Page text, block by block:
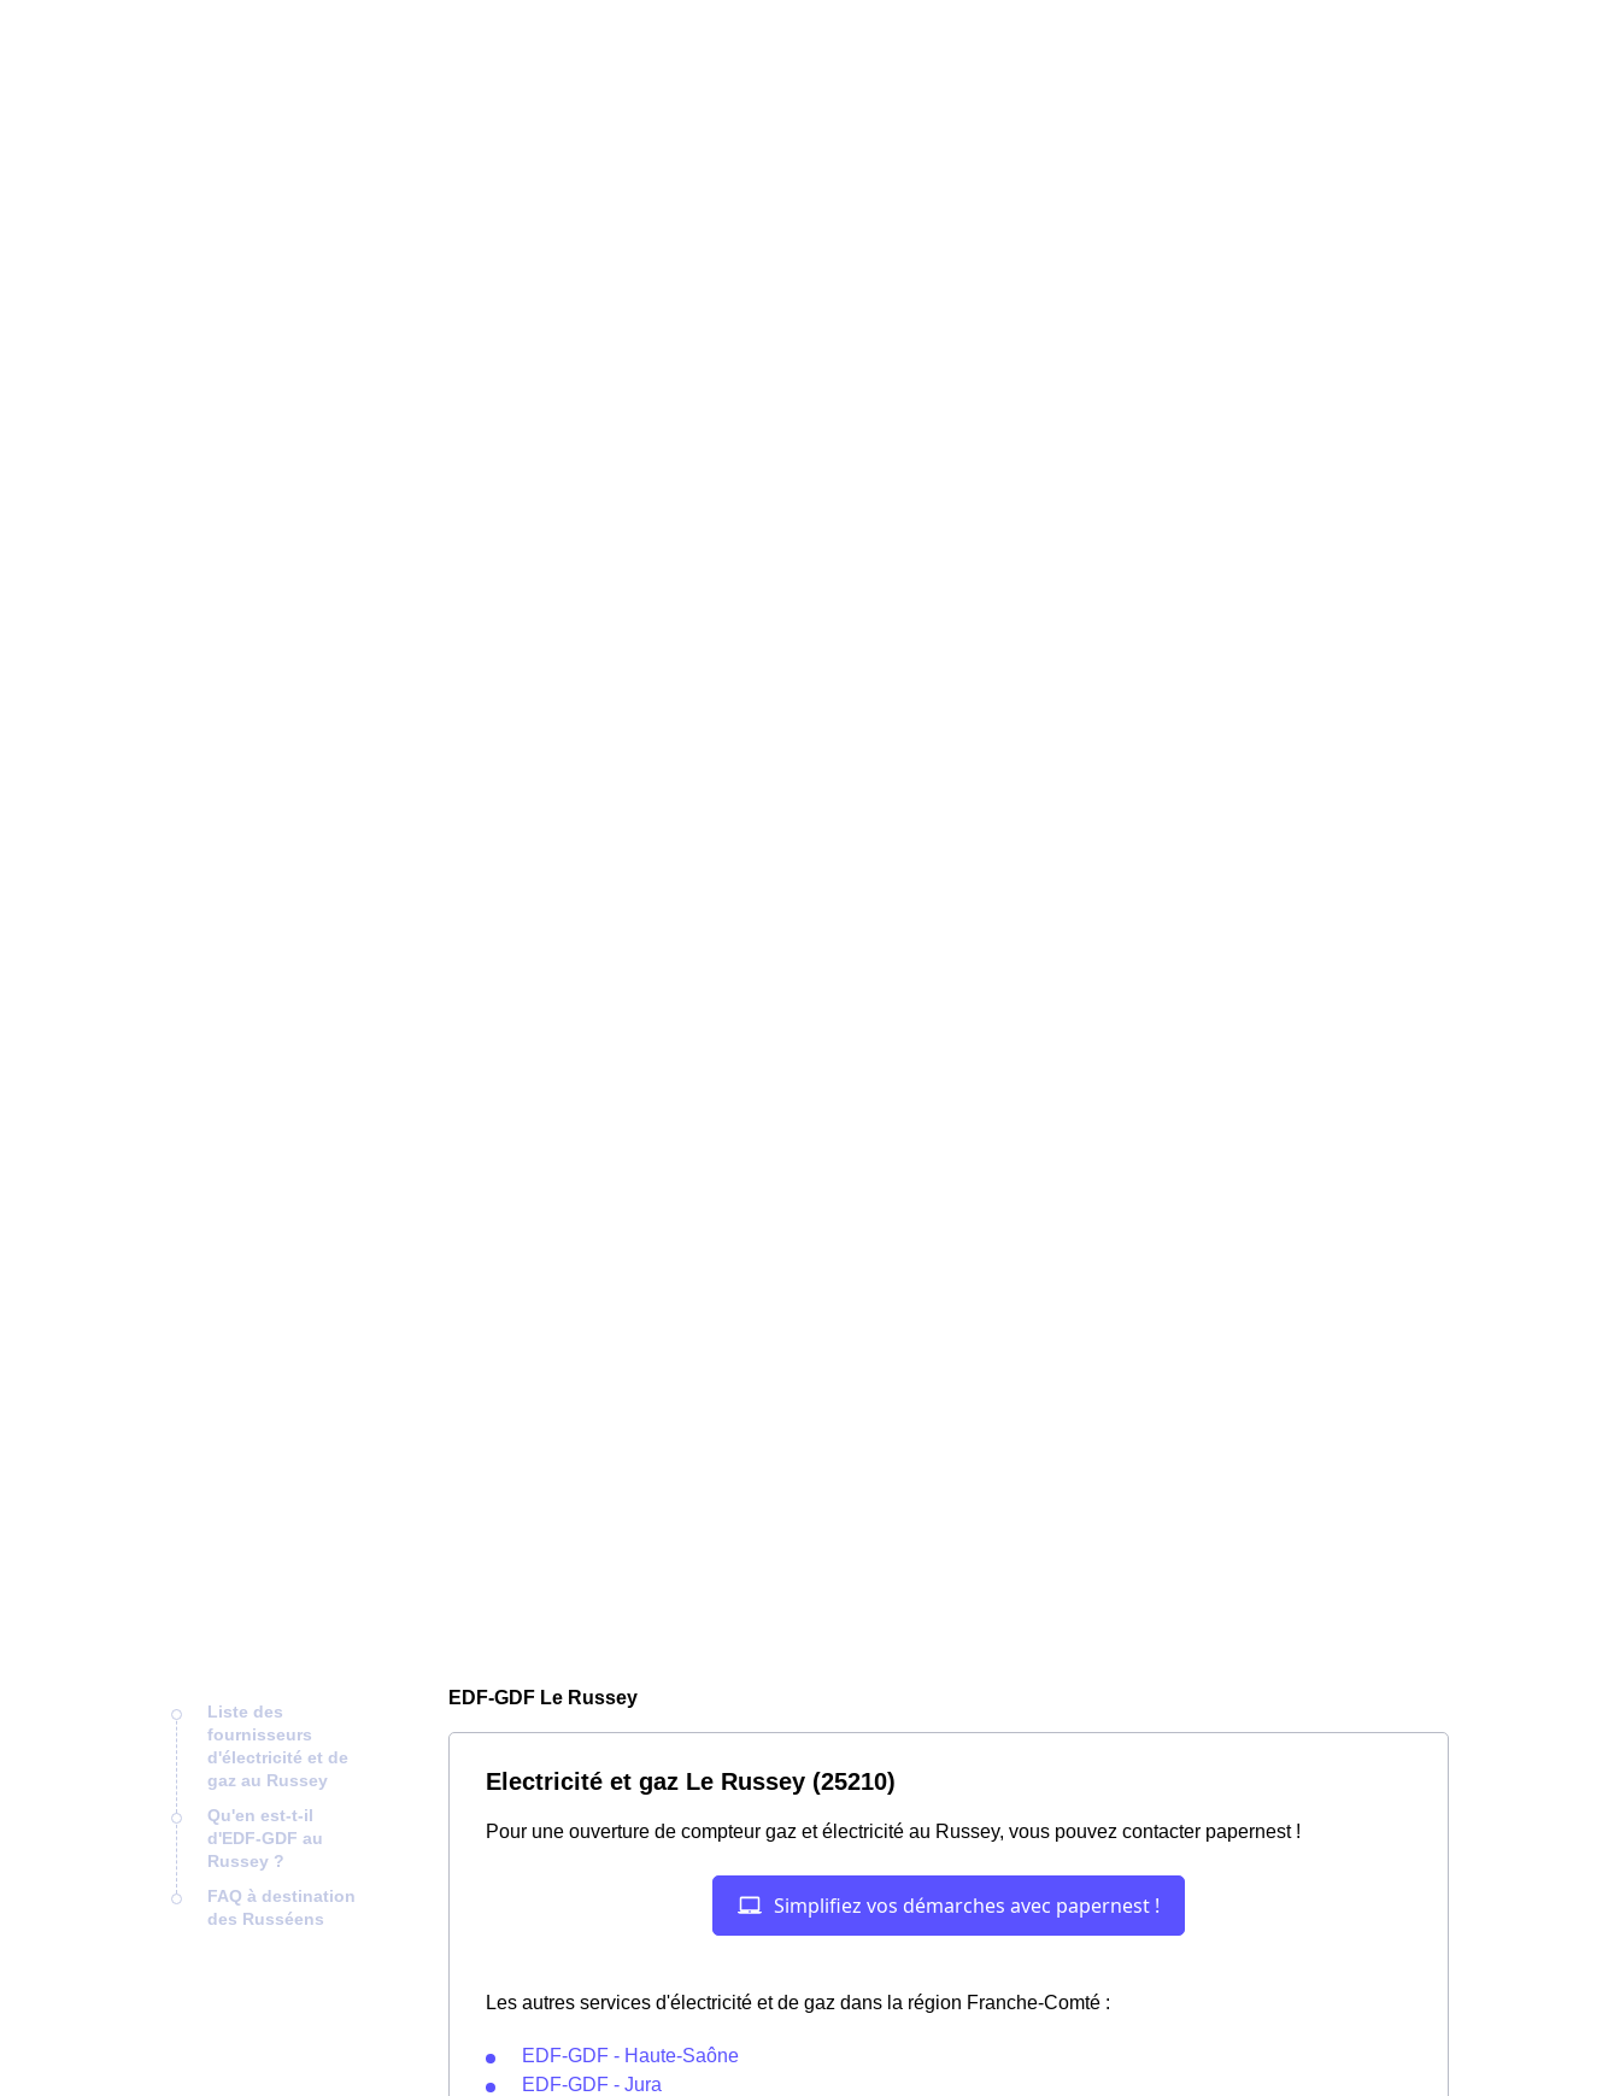
Liste des
fournisseurs
d'électricité et de
gaz au Russey
Qu'en est-t-il
d'EDF-GDF au
Russey ?
FAQ à destination
des Russéens
EDF-GDF Le Russey
Electricité et gaz Le Russey (25210)
Pour une ouverture de compteur gaz et électricité au Russey, vous pouvez contacter papernest !
Les autres services d'électricité et de gaz dans la région Franche-Comté :
EDF-GDF - Haute-Saône
EDF-GDF - Jura